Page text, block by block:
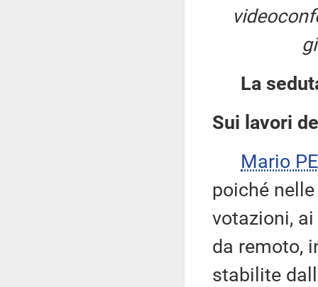
La
Sui lavori
Mario
poiché
votazioni,
da remoto,
stabilite